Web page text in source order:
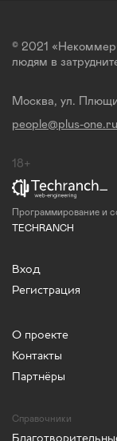
© 2021
людям в
Москва, ул.
people@plus-one.ru
18+
Программирование и
TECHRANCH
Вход
Регистрация
О проекте
Контакты
Партнёры
Справочники